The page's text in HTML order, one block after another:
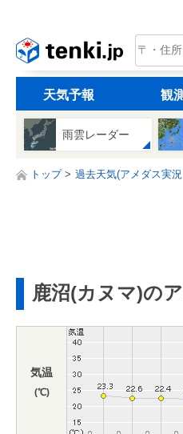
tenki.jp
天気予報 観測
雨雲レーダー
トップ 過去天気(アメダス実
鹿沼(カヌマ)の
気温
(℃)